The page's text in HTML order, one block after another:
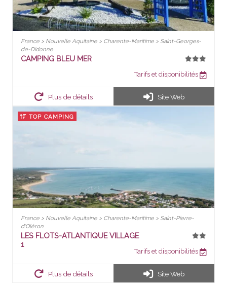
France > Nouvelle Aquitaine > Charente-Maritime > Saint-Georges-
de-Didonne
CAMPING BLEU MER
Tarifs et disponibilités
Plus de détails Site Web
TOP CAMPING
France > Nouvelle Aquitaine > Charente-Maritime > Saint-Pierre-
d'Oléron
LES FLOTS-ATLANTIQUE VILLAGE
1
Tarifs et disponibilités
Plus de détails Site Web